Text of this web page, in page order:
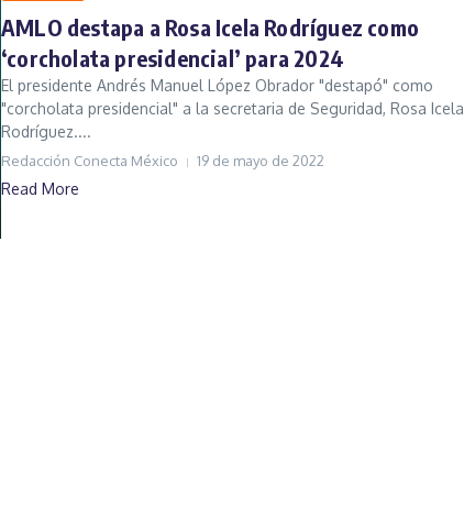
AMLO destapa a Rosa Icela Rodríguez como
‘corcholata presidencial’ para 2024
El presidente Andrés Manuel López Obrador "destapó" como
"corcholata presidencial" a la secretaria de Seguridad, Rosa Icela
Rodríguez....
Redacción Conecta México 19 de mayo de 2022
Read More